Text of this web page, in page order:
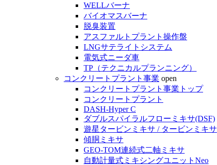
WELLバーナ
バイオマスバーナ
脱臭装置
アスファルトプラント操作盤
LNGサテライトシステム
電気式ニーダ車
TP（テクニカルプランニング）
コンクリートプラント事業 open
コンクリートプラント事業トップ
コンクリートプラント
DASH-Hyper C
ダブルスパイラルフローミキサ(DSF)
遊星タービンミキサ / タービンミキサ
傾胴ミキサ
GEO-TOM連続式二軸ミキサ
自動計量式ミキシングユニットNeo